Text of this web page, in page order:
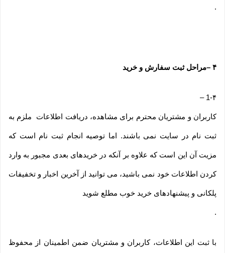
.
۴ –مراحل ثبت سفارش و خرید
1-۴ –
کاربران و مشتریان محترم برای مشاهده، دریافت اطلاعات ملزم به
ثبت نام در سایت نمی باشند. اما توصیه انجام ثبت نام است که
مزیت آن این است که علاوه بر آنکه در خریدهای بعدی مجبور به وارد
کردن اطلاعات خود نمی باشید، می توانید از آخرین اخبار و تخفیفات
پلکانی و پیشنهادهای خرید خوب مطلع شوید
.
با ثبت این اطلاعات، کاربران و مشتریان ضمن اطمینان از محفوظ